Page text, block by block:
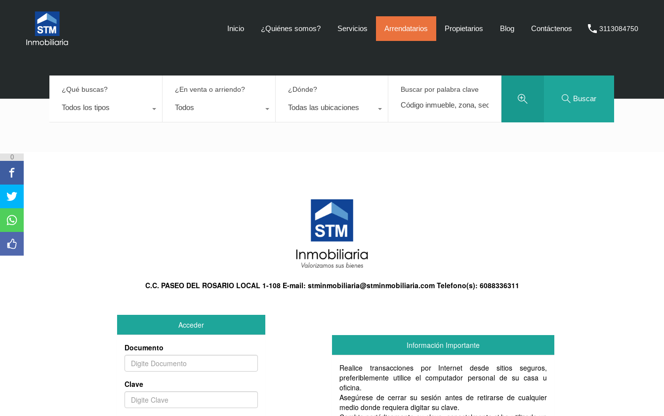
Inicio ¿Quiénes somos? Servicios Arrendatarios Propietarios Blog Contáctenos 3113084750
¿Qué buscas?
Todos los tipos
¿En venta o arriendo?
Todos
¿Dónde?
Todas las ubicaciones
Buscar por palabra clave
Buscar
0